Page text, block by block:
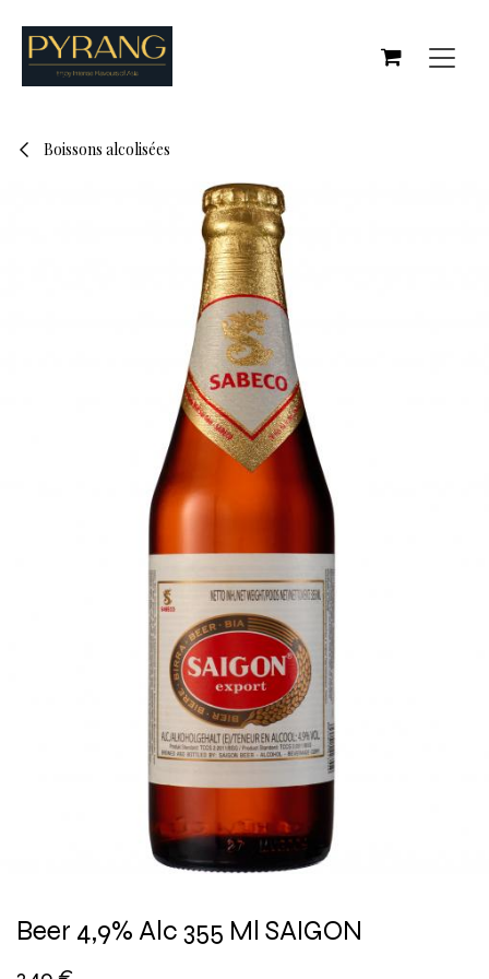
Boissons alcolisées
Beer 4,9% Alc 355 Ml SAIGON